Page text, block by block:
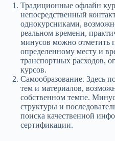
Традиционные офлайн
непосредственный
однокурсниками,
реальном времени,
минусов можно отметить
определенному месту и
транспортных расходов,
курсов.
Самообразование. Здесь
тем и материалов,
собственном темпе.
структуры и
поиска качественной
сертификации.